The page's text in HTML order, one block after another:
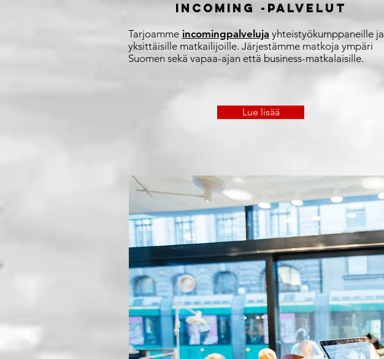
INCOMING -PALVELUT
Tarjoamme incomingpalveluja yhteistyökumppaneille ja
yksittäisille matkailijoille. Järjestämme matkoja ympäri
Suomen sekä vapaa-ajan että business-matkalaisille.
Lue lisää